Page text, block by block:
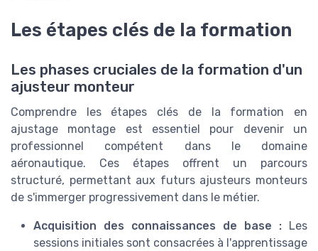
Les étapes clés de la formation
Les phases cruciales de la formation d'un
ajusteur monteur
Comprendre les étapes clés de la formation en
ajustage montage est essentiel pour devenir un
professionnel compétent dans le domaine
aéronautique. Ces étapes offrent un parcours
structuré, permettant aux futurs ajusteurs monteurs
de s'immerger progressivement dans le métier.
Acquisition des connaissances de base : Les
sessions initiales sont consacrées à l'apprentissage